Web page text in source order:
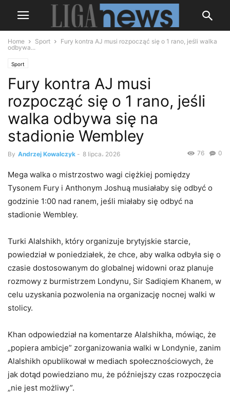
Home Sport
Fury kontra AJ musi rozpocząć się o 1 rano, jeśli walka
odbywa...
Sport
Fury kontra AJ musi
rozpocząć się o 1 rano, jeśli
walka odbywa się na
stadionie Wembley
By Andrzej Kowalczyk - 8 lipca، 2026 0
76
Mega walka o mistrzostwo wagi ciężkiej pomiędzy
Tysonem Fury i Anthonym Joshuą musiałaby się odbyć o
godzinie 1:00 nad ranem, jeśli miałaby się odbyć na
stadionie Wembley.
Turki Alalshikh, który organizuje brytyjskie starcie,
powiedział w poniedziałek, że chce, aby walka odbyła się o
czasie dostosowanym do globalnej widowni oraz planuje
rozmowy z burmistrzem Londynu, Sir Sadiqiem Khanem, w
celu uzyskania pozwolenia na organizację nocnej walki w
stolicy.
Khan odpowiedział na komentarze Alalshikha, mówiąc, że
„popiera ambicje” zorganizowania walki w Londynie, zanim
Alalshikh opublikował w mediach społecznościowych, że
jak dotąd powiedziano mu, że późniejszy czas rozpoczęcia
„nie jest możliwy”.